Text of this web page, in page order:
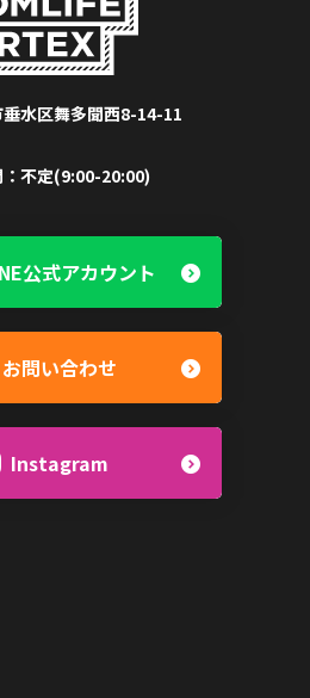
水区舞多聞西8-14-11
不定(9:00-20:00)
公式アカウント
お問い合わせ
Instagram